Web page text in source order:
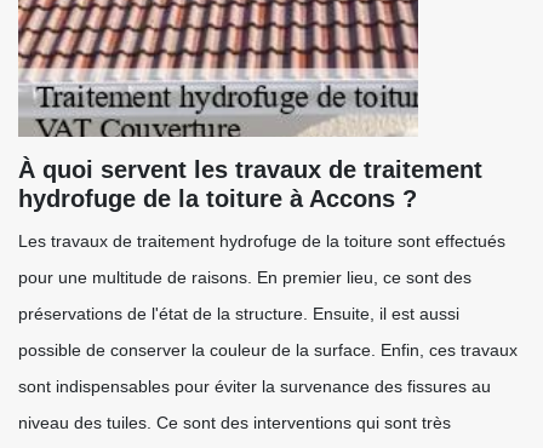
À quoi servent les travaux de traitement
hydrofuge de la toiture à Accons ?
Les travaux de traitement hydrofuge de la toiture sont effectués
pour une multitude de raisons. En premier lieu, ce sont des
préservations de l'état de la structure. Ensuite, il est aussi
possible de conserver la couleur de la surface. Enfin, ces travaux
sont indispensables pour éviter la survenance des fissures au
niveau des tuiles. Ce sont des interventions qui sont très